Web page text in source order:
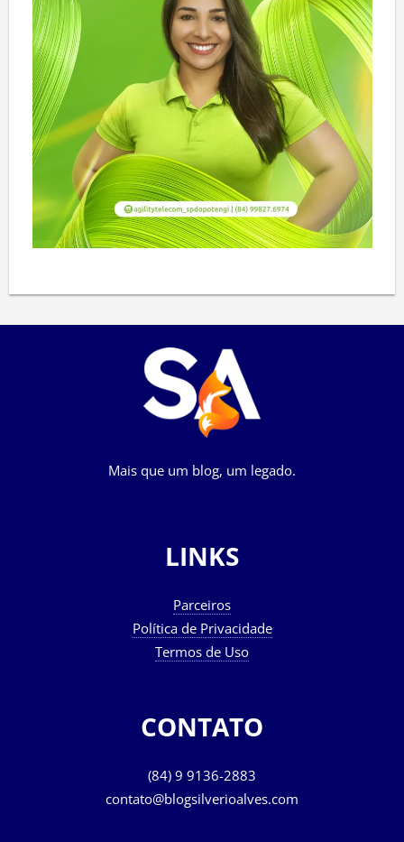
Mais que um blog, um legado.
LINKS
Parceiros
Política de Privacidade
Termos de Uso
CONTATO
(84) 9 9136-2883
contato@blogsilverioalves.com